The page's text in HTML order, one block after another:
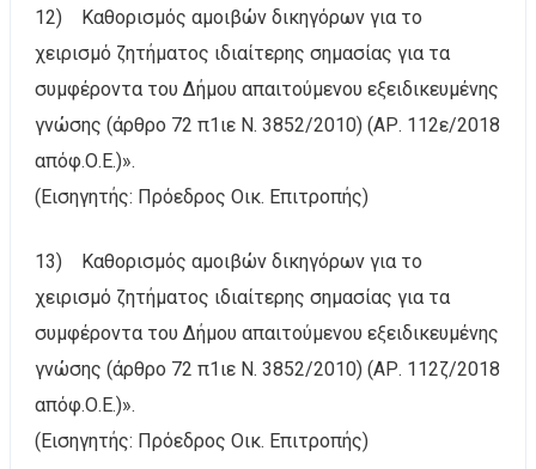
12) Καθορισμός αμοιβών δικηγόρων για το
χειρισμό ζητήματος ιδιαίτερης σημασίας για τα
συμφέροντα του Δήμου απαιτούμενου εξειδικευμένης
γνώσης (άρθρο 72 π1ιε Ν. 3852/2010) (ΑΡ. 112ε/2018
απόφ.Ο.Ε.)».
(Εισηγητής: Πρόεδρος Οικ. Επιτροπής)
13) Καθορισμός αμοιβών δικηγόρων για το
χειρισμό ζητήματος ιδιαίτερης σημασίας για τα
συμφέροντα του Δήμου απαιτούμενου εξειδικευμένης
γνώσης (άρθρο 72 π1ιε Ν. 3852/2010) (ΑΡ. 112ζ/2018
απόφ.Ο.Ε.)».
(Εισηγητής: Πρόεδρος Οικ. Επιτροπής)